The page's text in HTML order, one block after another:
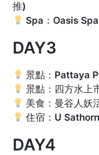
推)
Spa：Oasis
DAY3
景點：Pattaya
景點：四方水上
美食：曼谷人妖
住宿： U
DAY4